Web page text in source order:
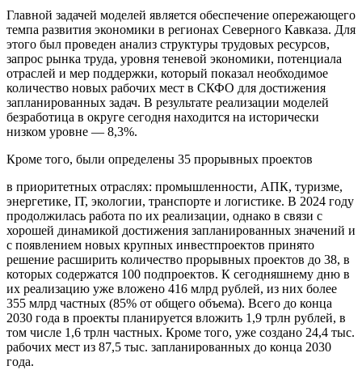
Главной задачей моделей является обеспечение опережающего
темпа развития экономики в регионах Северного Кавказа. Для
этого был проведен анализ структуры трудовых ресурсов,
запрос рынка труда, уровня теневой экономики, потенциала
отраслей и мер поддержки, который показал необходимое
количество новых рабочих мест в СКФО для достижения
запланированных задач. В результате реализации моделей
безработица в округе сегодня находится на исторически
низком уровне — 8,3%.
Кроме того, были определены 35 прорывных проектов
в приоритетных отраслях: промышленности, АПК, туризме,
энергетике, IТ, экологии, транспорте и логистике. В 2024 году
продолжилась работа по их реализации, однако в связи с
хорошей динамикой достижения запланированных значений и
с появлением новых крупных инвестпроектов принято
решение расширить количество прорывных проектов до 38, в
которых содержатся 100 подпроектов. К сегодняшнему дню в
их реализацию уже вложено 416 млрд рублей, из них более
355 млрд частных (85% от общего объема). Всего до конца
2030 года в проекты планируется вложить 1,9 трлн рублей, в
том числе 1,6 трлн частных. Кроме того, уже создано 24,4 тыс.
рабочих мест из 87,5 тыс. запланированных до конца 2030
года.